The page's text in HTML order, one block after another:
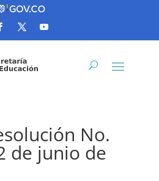
No.
de junio de